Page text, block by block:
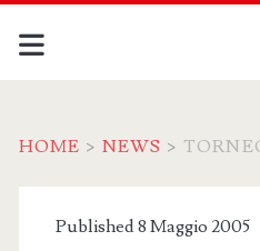
HOME > NEWS >
Published 8 Maggio 2005